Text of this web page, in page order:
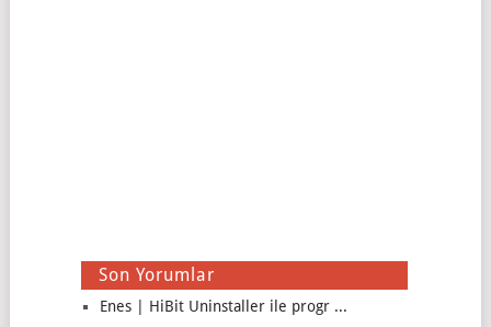
Son Yorumlar
Enes | HiBit Uninstaller ile progr ...